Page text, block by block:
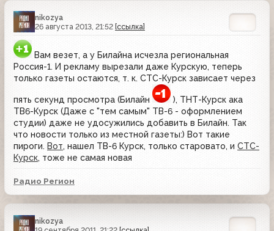
nikozya
26 августа 2013, 21:52 [ссылка]
Вам везет, а у Билайна исчезла региональная
Россия-1. И рекламу вырезали даже Курскую, теперь
только газеты остаются, т. к. СТС-Курск зависает через
пять секунд просмотра (Билайн
), ТНТ-Курск ака
ТВ6-Курск (Даже с "тем самым" ТВ-6 - оформлением
студии) даже не удосужились добавить в Билайн. Так
что новости только из местной газеты:) Вот такие
пироги. Вот, нашел ТВ-6 Курск, только старовато, и СТС-
Курск, тоже не самая новая
Радио Регион
nikozya